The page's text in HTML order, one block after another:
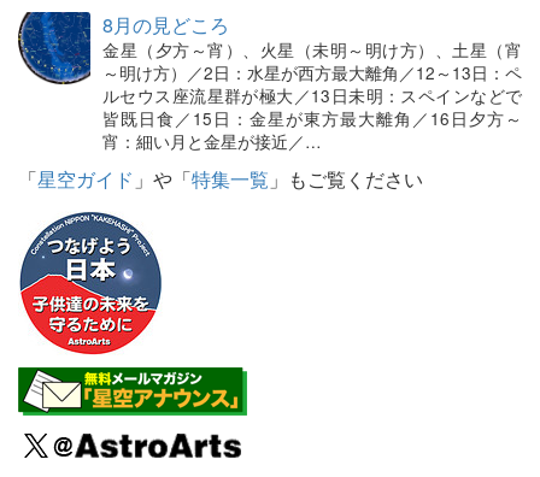
8月の見どころ
金星（夕方～宵）、火星（未明～明け方）、土星（宵
～明け方）／2日：水星が西方最大離角／12～13日：ペ
ルセウス座流星群が極大／13日未明：スペインなどで
皆既日食／15日：金星が東方最大離角／16日夕方～
宵：細い月と金星が接近／…
「星空ガイド 」や「特集一覧 」もご覧ください